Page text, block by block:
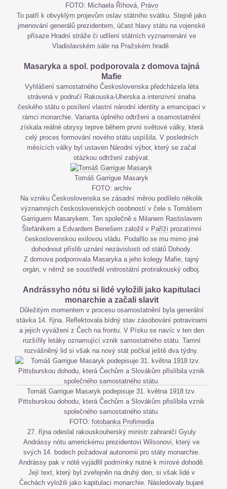
FOTO: Michaela Říhová, Právo
To patří k obvyklým projevům oslav státního svátku. Stejně jako
jmenování generálů prezidentem, účast hlavy státu na vojenské
přísaze Hradní stráže či udílení státních vyznamenání ve
Vladislavském sále na Pražském hradě.
Masaryka a spol. podporovala z domova tajná
Mafie
Vyhlášení samostatného Československa předcházela léta
strávená v područí Rakouska-Uherska a intenzivní snaha
českého státu o posílení vlastní národní identity a emancipaci v
rámci monarchie. Varianta úplného odtržení a osamostatnění
získala reálné obrysy teprve během první světové války, která
celý proces formování nového státu uspíšila. V posledních
měsících války byl ustaven Národní výbor, který se začal
otázkou odtržení zabývat.
Tomáš Garrigue Masaryk
FOTO: archiv
Na vzniku Československa se zásadní měrou podílelo několik
významných československých osobností v čele s Tomášem
Garriguem Masarykem. Ten společně s Milanem Rastislavem
Štefánikem a Edvardem Benešem založil v Paříži prozatímní
československou exilovou vládu. Podařilo se mu mimo jiné
dohodnout příslib uznání nezávislosti od států Dohody.
Z domova podporovala Masaryka a jeho kolegy Mafie, tajný
orgán, v němž se soustředil vnitrostátní protirakouský odboj.
Andrássyho nótu si lidé vyložili jako kapitulaci
monarchie a začali slavit
Důležitým momentem v procesu osamostatnění byla generální
stávka 14. října. Reflektovala bídný stav zásobování potravinami
a jejich vyvážení z Čech na frontu. V Písku se navíc v ten den
rozšířily letáky oznamující vznik samostatného státu. Tamní
rozvášněný lid si však na nový stát počkal ještě dva týdny.
Tomáš Garrigue Masaryk podepisuje 31. května 1918 tzv.
Pittsburskou dohodu, která Čechům a Slovákům přislíbila vznik
společného samostatného státu.
FOTO: fotobanka Profimedia
27. října odeslal rakouskouherský ministr zahraničí Gyuly
Andrássy nótu americkému prezidentovi Wilsonovi, který ve
svých 14. bodech požadoval autonomii pro státy monarchie.
Andrássy pak v nótě vyjádřil podmínky nutné k mírové dohodě.
Její text, který byl zveřejněn na druhý den, si však lidé v
Čechách vyložili jako kapitulaci monarchie. Následovaly bujaré